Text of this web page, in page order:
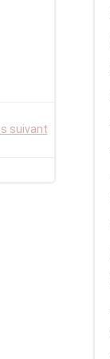
suivant